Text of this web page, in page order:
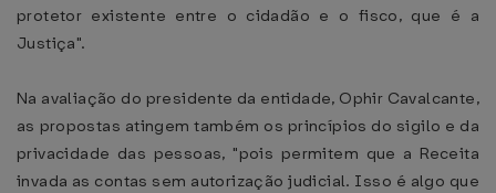
protetor existente entre o cidadão e o fisco, que é a
Justiça".
Na avaliação do presidente da entidade, Ophir Cavalcante,
as propostas atingem também os princípios do sigilo e da
privacidade das pessoas, "pois permitem que a Receita
invada as contas sem autorização judicial. Isso é algo que